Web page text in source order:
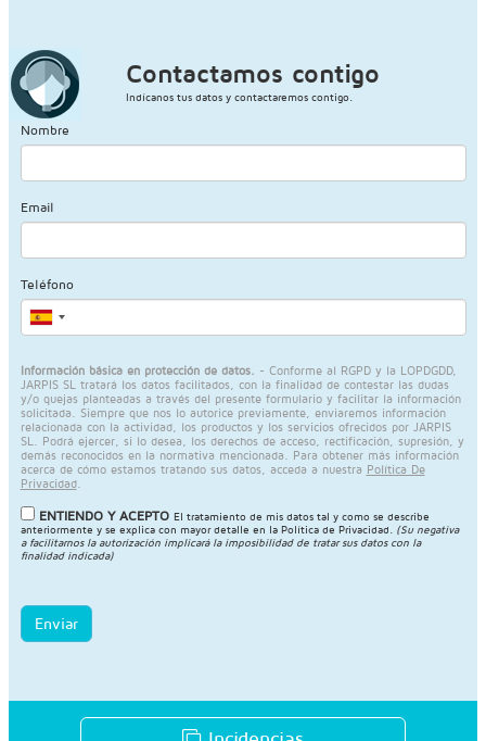
Contactamos contigo
Indícanos tus datos y contactaremos contigo.
Nombre
Email
Teléfono
Información básica en protección de datos. - Conforme al RGPD y la LOPDGDD,
JARPIS SL tratará los datos facilitados, con la finalidad de contestar las dudas
y/o quejas planteadas a través del presente formulario y facilitar la información
solicitada. Siempre que nos lo autorice previamente, enviaremos información
relacionada con la actividad, los productos y los servicios ofrecidos por JARPIS
SL. Podrá ejercer, si lo desea, los derechos de acceso, rectificación, supresión, y
demás reconocidos en la normativa mencionada. Para obtener más información
acerca de cómo estamos tratando sus datos, acceda a nuestra Política De
Privacidad.
ENTIENDO Y ACEPTO El tratamiento de mis datos tal y como se describe
anteriormente y se explica con mayor detalle en la Política de Privacidad
(Su negativa
a facilitarnos la autorización implicará la imposibilidad de tratar sus datos con la
finalidad indicada)
Enviar